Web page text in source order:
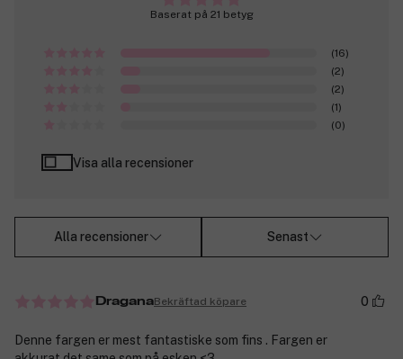
Baserat på 21 betyg
(16)
(2)
(2)
(1)
(0)
Visa alla recensioner
Alla recensioner Senast
DraganaBekräftad köpare 0
Denne fargen er mest fantastiske som fins . Fargen er